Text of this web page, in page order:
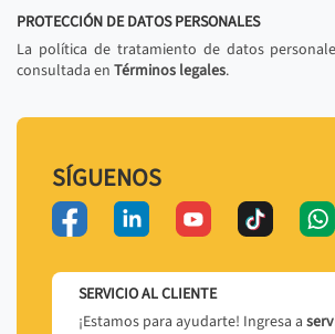
PROTECCIÓN DE DATOS PERSONALES
La política de tratamiento de datos
consultada en Términos legales.
SÍGUENOS
SERVICIO AL CLIENTE
¡Estamos para ayudarte! Ingresa a